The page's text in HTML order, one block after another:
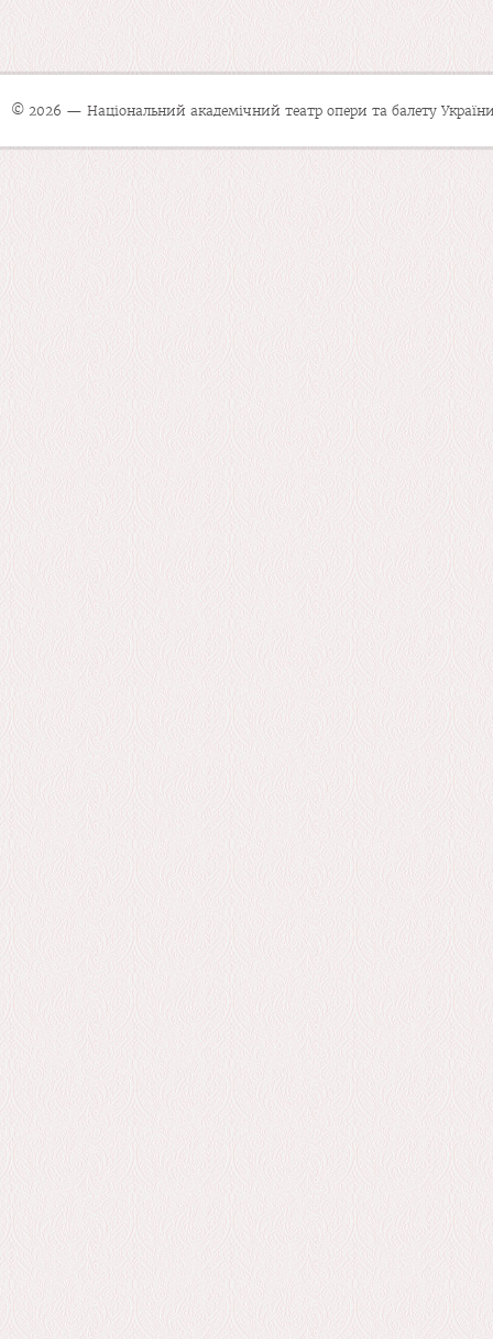
© 2026 — Національний академічний театр опери та балету